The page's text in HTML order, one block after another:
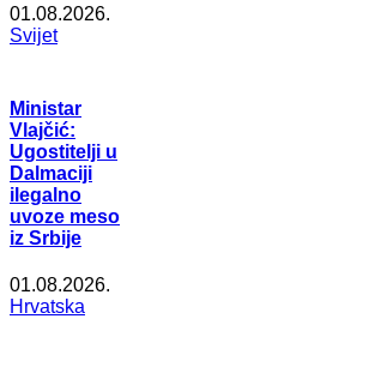
01.08.2026.
Svijet
Ministar
Vlajčić:
Ugostitelji u
Dalmaciji
ilegalno
uvoze meso
iz Srbije
01.08.2026.
Hrvatska